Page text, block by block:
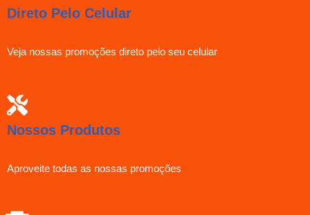
Direto Pelo Celular
Veja nossas promoções direto pelo seu celular
Nossos Produtos
Aproveite todas as nossas promoções